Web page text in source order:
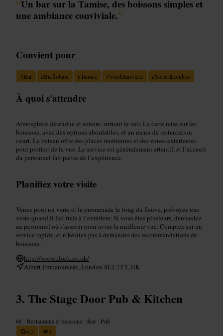
“Un bar sur la Tamise, des boissons simples et
une ambiance conviviale.”
Convient pour
#Bar #Barflottant #Tamise #Vuedelarivière #SortiràLondres
À quoi s'attendre
Atmosphère détendue et sonore, surtout le soir. La carte mise sur les
boissons, avec des options abordables, et un menu de restauration
court. Le bateau offre des places intérieures et des zones extérieures
pour profiter de la vue. Le service est généralement attentif, et l’accueil
du personnel fait partie de l’expérience.
Planifiez votre visite
Venez pour un verre et la promenade le long du fleuve, prévoyez une
veste quand il fait frais à l’extérieur. Si vous êtes plusieurs, demandez
au personnel où s’asseoir pour avoir la meilleure vue. Comptez sur un
service rapide, et n’hésitez pas à demander des recommandations de
boissons.
http://www.tdock.co.uk/
Albert Embankment, London SE1 7TY, UK
The Stage Door Pub & Kitchen
€€ • Restaurants et boissons • Bar • Pub
4,2
4